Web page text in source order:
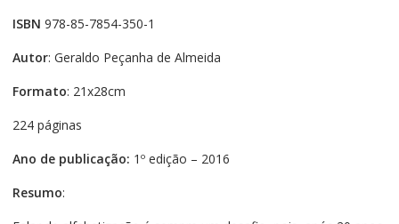
ISBN 978-85-7854-350-1
Autor: Geraldo Peçanha de Almeida
Formato: 21x28cm
224 páginas
Ano de publicação: 1º edição – 2016
Resumo: